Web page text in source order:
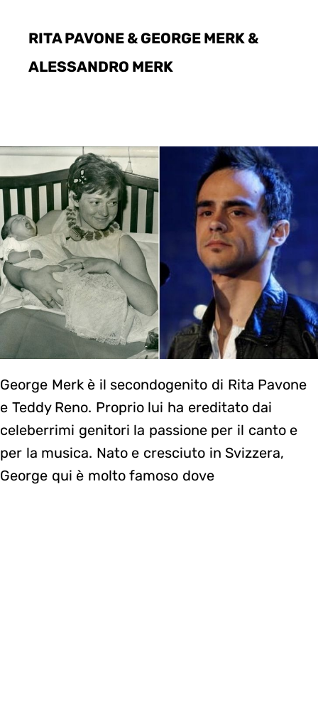
RITA PAVONE & GEORGE MERK &
ALESSANDRO MERK
George Merk è il secondogenito di Rita Pavone
e Teddy Reno. Proprio lui ha ereditato dai
celeberrimi genitori la passione per il canto e
per la musica. Nato e cresciuto in Svizzera,
George qui è molto famoso dove